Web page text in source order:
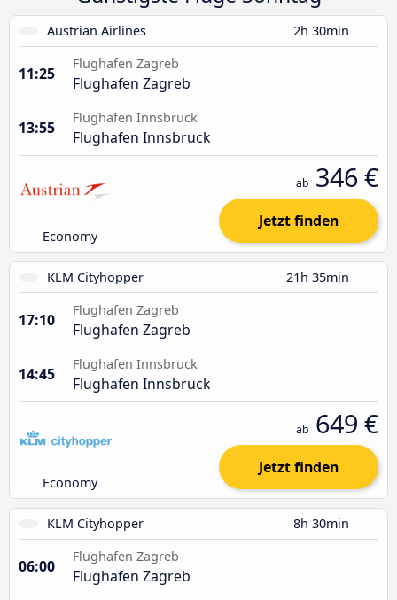
Austrian Airlines 2h 30min
11:25
Flughafen Zagreb
Flughafen Zagreb
13:55
Flughafen Innsbruck
Flughafen Innsbruck
Economy
ab 346 €
Jetzt finden
KLM Cityhopper 21h 35min
17:10
Flughafen Zagreb
Flughafen Zagreb
14:45
Flughafen Innsbruck
Flughafen Innsbruck
Economy
ab 649 €
Jetzt finden
KLM Cityhopper 8h 30min
06:00
Flughafen Zagreb
Flughafen Zagreb